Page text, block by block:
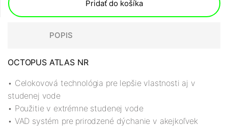
Pridať do košíka
POPIS
OCTOPUS ATLAS NR
• Celokovová technológia pre lepšie vlastnosti aj v
studenej vode
• Použitie v extrémne studenej vode
• VAD systém pre prirodzené dýchanie v akejkoľvek